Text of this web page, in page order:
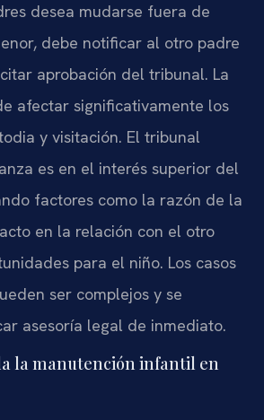
desea mudarse fuera de
debe notificar al otro padre
aprobación del tribunal. La
afectar significativamente los
y visitación. El tribunal
es en el interés superior del
factores como la razón de la
en la relación con el otro
para el niño. Los casos
ser complejos y se
asesoría legal de inmediato.
la manutención infantil en